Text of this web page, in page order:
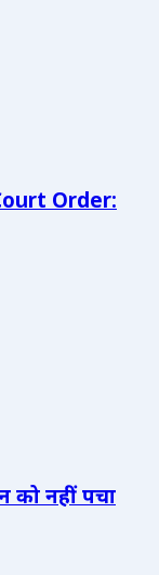
Order:
को नहीं पचा